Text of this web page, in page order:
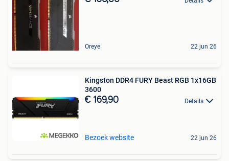
Oreye 22 jun 26
Kingston DDR4 FURY Beast RGB 1x16GB
3600
€ 169,90 Details
Bezoek website 22 jun 26